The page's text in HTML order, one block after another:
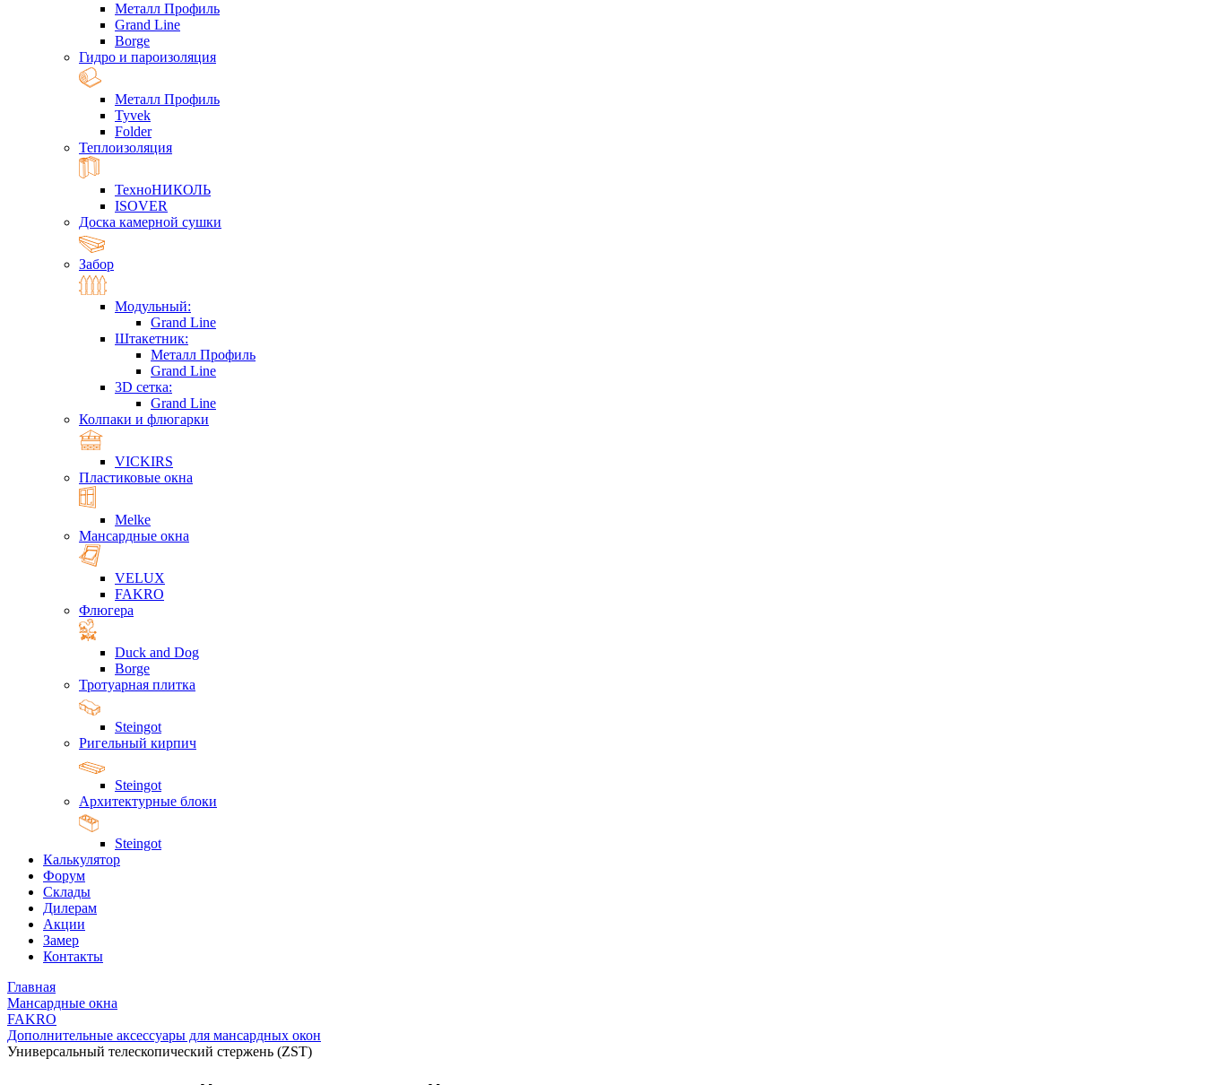
Металл Профиль
Grand Line
Borge
Гидро и пароизоляция
Металл Профиль
Tyvek
Folder
Теплоизоляция
ТехноНИКОЛЬ
ISOVER
Доска камерной сушки
Забор
Модульный:
Grand Line
Штакетник:
Металл Профиль
Grand Line
3D сетка:
Grand Line
Колпаки и флюгарки
VICKIRS
Пластиковые окна
Melke
Мансардные окна
VELUX
FAKRO
Флюгера
Duck and Dog
Borge
Тротуарная плитка
Steingot
Ригельный кирпич
Steingot
Архитектурные блоки
Steingot
Калькулятор
Форум
Склады
Дилерам
Акции
Замер
Контакты
Главная
Мансардные окна
FAKRO
Дополнительные аксессуары для мансардных окон
Универсальный телескопический стержень (ZST)